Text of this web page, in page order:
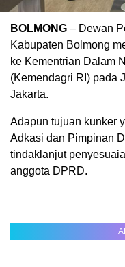
BOLMONG – Dewan
Kabupaten Bolmong
ke Kementrian Dalam
(Kemendagri RI) pada
Jakarta.
Adapun tujuan kunker
Adkasi dan Pimpinan
tindaklanjut
anggota DPRD.